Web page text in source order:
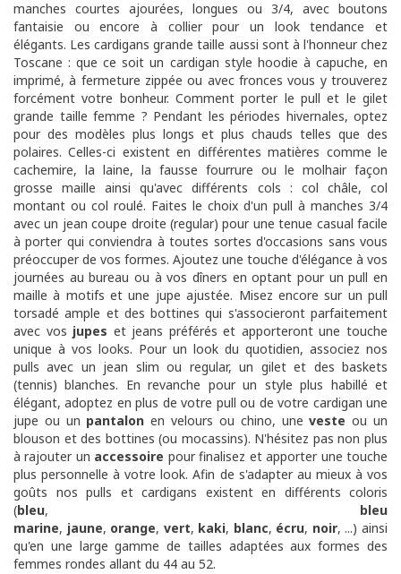
manches courtes ajourées, longues ou 3/4, avec boutons
fantaisie ou encore à collier pour un look tendance et
élégants. Les cardigans grande taille aussi sont à l'honneur chez
Toscane : que ce soit un cardigan style hoodie à capuche, en
imprimé, à fermeture zippée ou avec fronces vous y trouverez
forcément votre bonheur. Comment porter le pull et le gilet
grande taille femme ? Pendant les périodes hivernales, optez
pour des modèles plus longs et plus chauds telles que des
polaires. Celles-ci existent en différentes matières comme le
cachemire, la laine, la fausse fourrure ou le molhair façon
grosse maille ainsi qu'avec différents cols : col châle, col
montant ou col roulé. Faites le choix d'un pull à manches 3/4
avec un jean coupe droite (regular) pour une tenue casual facile
à porter qui conviendra à toutes sortes d'occasions sans vous
préoccuper de vos formes. Ajoutez une touche d'élégance à vos
journées au bureau ou à vos dîners en optant pour un pull en
maille à motifs et une jupe ajustée. Misez encore sur un pull
torsadé ample et des bottines qui s'associeront parfaitement
avec vos jupes et jeans préférés et apporteront une touche
unique à vos looks. Pour un look du quotidien, associez nos
pulls avec un jean slim ou regular, un gilet et des baskets
(tennis) blanches. En revanche pour un style plus habillé et
élégant, adoptez en plus de votre pull ou de votre cardigan une
jupe ou un pantalon en velours ou chino, uneveste ou un
blouson et des bottines (ou mocassins). N'hésitez pas non plus
à rajouter un accessoire pour finalisez et apporter une touche
plus personnelle à votre look. Afin de s'adapter au mieux à vos
goûts nos pulls et cardigans existent en différents coloris
(bleu, bleu
marine, jaune, orange, vert, kaki, blanc, écru, noir, ...) ainsi
qu'en une large gamme de tailles adaptées aux formes des
femmes rondes allant du 44 au 52.